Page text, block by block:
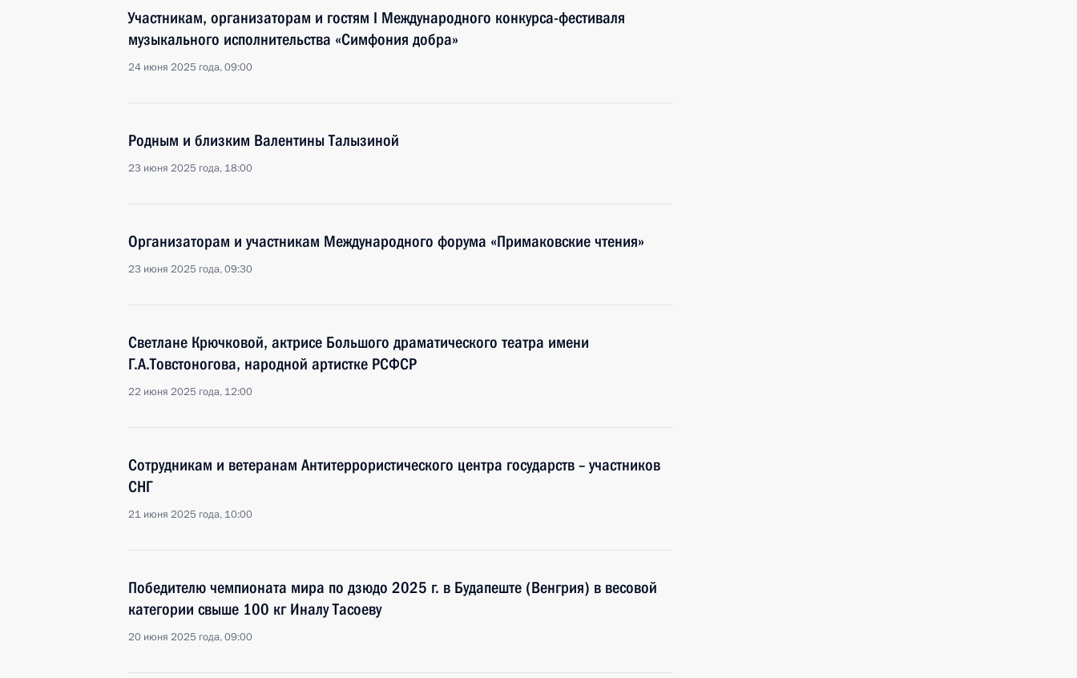
Участникам, организаторам и гостям I Международного конкурса-фестиваля
музыкального исполнительства «Симфония добра»
24 июня 2025 года, 09:00
Родным и близким Валентины Талызиной
23 июня 2025 года, 18:00
Организаторам и участникам Международного форума «Примаковские чтения»
23 июня 2025 года, 09:30
Светлане Крючковой, актрисе Большого драматического театра имени
Г.А.Товстоногова, народной артистке РСФСР
22 июня 2025 года, 12:00
Сотрудникам и ветеранам Антитеррористического центра государств – участников
СНГ
21 июня 2025 года, 10:00
Победителю чемпионата мира по дзюдо 2025 г. в Будапеште (Венгрия) в весовой
категории свыше 100 кг Иналу Тасоеву
20 июня 2025 года, 09:00